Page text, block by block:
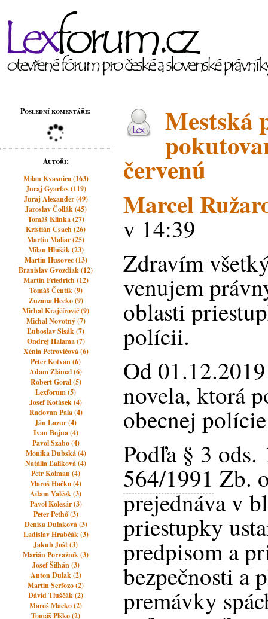
Poslední komentáře:
Autoři:
Milan Kvasnica (163)
Juraj Gyarfas (119)
Juraj Alexander (49)
Jaroslav Čollák (45)
Tomáš Klinka (27)
Kristián Csach (26)
Martin Maliar (25)
Milan Hlušák (23)
Martin Husovec (13)
Branislav Gvozdiak (12)
Martin Friedrich (12)
Tomáš Čentík (9)
Zuzana Hecko (9)
Michal Krajčírovič (9)
Michal Novotný (7)
Ľuboslav Sisák (7)
Ondrej Halama (7)
Xénia Petrovičová (6)
Peter Kotvan (6)
Adam Zlámal (6)
Robert Goral (5)
Lexforum (5)
Josef Kotásek (4)
Radovan Pala (4)
Ján Lazur (4)
Ivan Bojna (4)
Pavol Szabo (4)
Monika Dubská (4)
Natália Ľalíková (4)
Petr Kolman (4)
Maroš Hačko (4)
Adam Valček (3)
Pavol Kolesár (3)
Peter Pethő (3)
Denisa Dulaková (3)
Ladislav Hrabčák (3)
Jakub Jošt (3)
Marián Porvažník (3)
Josef Šilhán (3)
Anton Dulak (2)
Martin Serfozo (2)
Dávid Tluščák (2)
Maroš Macko (2)
Tomáš Plško (2)
Mestská
červenú
Marcel
v 14:39
Zdravím
venujem
oblasti
polícii.
Od
novela, ktorá
obecnej
Podľa § 3 ods.
564/1991 Zb.
prejednáva v
priestupky
predpisom a
bezpečnosti a
premávky